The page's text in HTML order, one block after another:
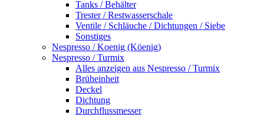
Tanks / Behälter
Trester / Restwasserschale
Ventile / Schläuche / Dichtungen / Siebe
Sonstiges
Nespresso / Koenig (Köenig)
Nespresso / Turmix
Alles anzeigen aus Nespresso / Turmix
Brüheinheit
Deckel
Dichtung
Durchflussmesser